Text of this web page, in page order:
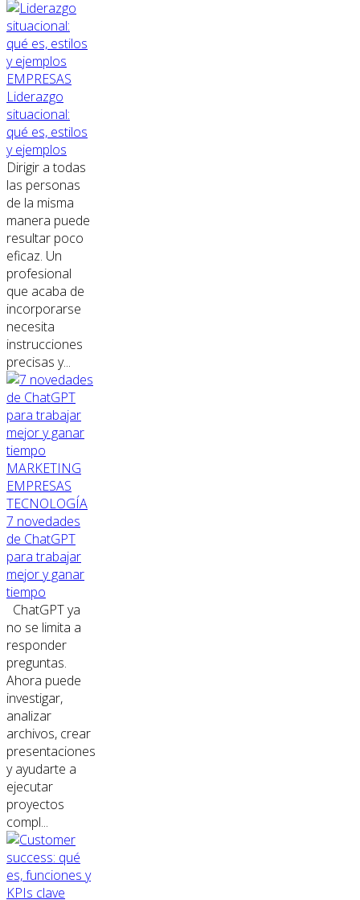
EMPRESAS
Liderazgo
situacional:
qué es, estilos
y ejemplos
Dirigir a todas
las personas
de la misma
manera puede
resultar poco
eficaz. Un
profesional
que acaba de
incorporarse
necesita
instrucciones
precisas y...
MARKETING
EMPRESAS
TECNOLOGÍA
7 novedades
de ChatGPT
para trabajar
mejor y ganar
tiempo
ChatGPT ya
no se limita a
responder
preguntas.
Ahora puede
investigar,
analizar
archivos, crear
presentaciones
y ayudarte a
ejecutar
proyectos
compl...